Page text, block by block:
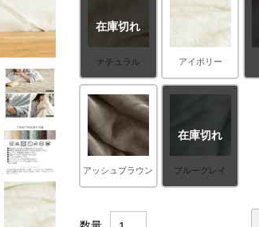
ナチュラル
在庫切れ
アイボリー
アッシュブラウン ブルーグレイ
在庫切れ